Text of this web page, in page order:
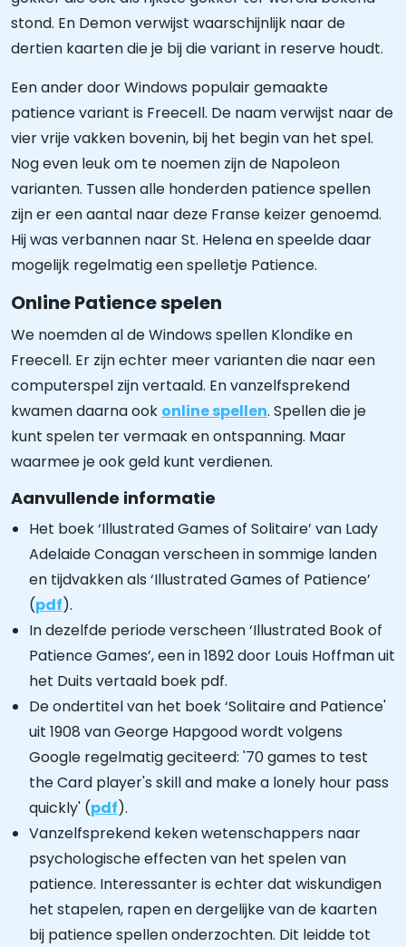
stond. En Demon verwijst waarschijnlijk naar de
dertien kaarten die je bij die variant in reserve houdt.
Een ander door Windows populair gemaakte
patience variant is Freecell. De naam verwijst naar de
vier vrije vakken bovenin, bij het begin van het spel.
Nog even leuk om te noemen zijn de Napoleon
varianten. Tussen alle honderden patience spellen
zijn er een aantal naar deze Franse keizer genoemd.
Hij was verbannen naar St. Helena en speelde daar
mogelijk regelmatig een spelletje Patience.
Online Patience spelen
We noemden al de Windows spellen Klondike en
Freecell. Er zijn echter meer varianten die naar een
computerspel zijn vertaald. En vanzelfsprekend
kwamen daarna ook online spellen. Spellen die je
kunt spelen ter vermaak en ontspanning. Maar
waarmee je ook geld kunt verdienen.
Aanvullende informatie
Het boek ‘Illustrated Games of Solitaire’ van Lady
Adelaide Conagan verscheen in sommige landen
en tijdvakken als ‘Illustrated Games of Patience’
(pdf).
In dezelfde periode verscheen ‘Illustrated Book of
Patience Games’, een in 1892 door Louis Hoffman uit
het Duits vertaald boek pdf.
De ondertitel van het boek ‘Solitaire and Patience'
uit 1908 van George Hapgood wordt volgens
Google regelmatig geciteerd: '70 games to test
the Card player's skill and make a lonely hour pass
quickly' (pdf).
Vanzelfsprekend keken wetenschappers naar
psychologische effecten van het spelen van
patience. Interessanter is echter dat wiskundigen
het stapelen, rapen en dergelijke van de kaarten
bij patience spellen onderzochten. Dit leidde tot